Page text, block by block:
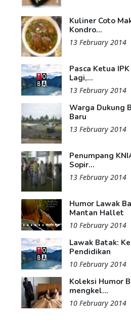
Kuliner Coto
Kondro...
13 February 2014
Pasca Ketua
Lagi,...
13 February 2014
Warga Dukung
Baru
13 February 2014
Penumpang
Sopir...
13 February 2014
Humor Lawak
Mantan Hallet
10 February 2014
Lawak Batak:
Pendidikan
10 February 2014
Koleksi Humor
mengkel...
10 February 2014